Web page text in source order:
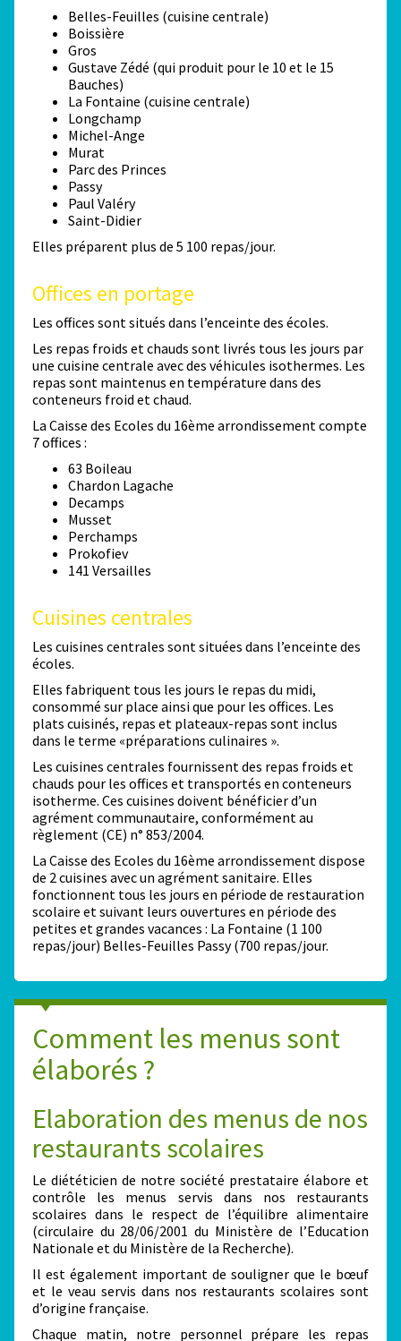
Belles-Feuilles (cuisine centrale)
Boissière
Gros
Gustave Zédé (qui produit pour le 10 et le 15
Bauches)
La Fontaine (cuisine centrale)
Longchamp
Michel-Ange
Murat
Parc des Princes
Passy
Paul Valéry
Saint-Didier
Elles préparent plus de 5 100 repas/jour.
Offices en portage
Les offices sont situés dans l’enceinte des écoles.
Les repas froids et chauds sont livrés tous les jours par
une cuisine centrale avec des véhicules isothermes. Les
repas sont maintenus en température dans des
conteneurs froid et chaud.
La Caisse des Ecoles du 16ème arrondissement compte
7 offices :
63 Boileau
Chardon Lagache
Decamps
Musset
Perchamps
Prokofiev
141 Versailles
Cuisines centrales
Les cuisines centrales sont situées dans l’enceinte des
écoles.
Elles fabriquent tous les jours le repas du midi,
consommé sur place ainsi que pour les offices. Les
plats cuisinés, repas et plateaux-repas sont inclus
dans le terme «préparations culinaires ».
Les cuisines centrales fournissent des repas froids et
chauds pour les offices et transportés en conteneurs
isotherme. Ces cuisines doivent bénéficier d’un
agrément communautaire, conformément au
règlement (CE) n° 853/2004.
La Caisse des Ecoles du 16ème arrondissement dispose
de 2 cuisines avec un agrément sanitaire. Elles
fonctionnent tous les jours en période de restauration
scolaire et suivant leurs ouvertures en période des
petites et grandes vacances : La Fontaine (1 100
repas/jour) Belles-Feuilles Passy (700 repas/jour.
Comment les menus sont
élaborés ?
Elaboration des menus de nos
restaurants scolaires
Le diététicien de notre société prestataire élabore et
contrôle les menus servis dans nos restaurants
scolaires dans le respect de l’équilibre alimentaire
(circulaire du 28/06/2001 du Ministère de l’Education
Nationale et du Ministère de la Recherche).
Il est également important de souligner que le bœuf
et le veau servis dans nos restaurants scolaires sont
d’origine française.
Chaque matin, notre personnel prépare les repas